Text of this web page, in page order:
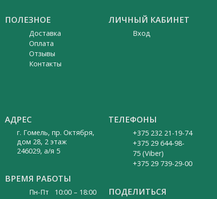
ПОЛЕЗНОЕ
Доставка
Оплата
Отзывы
Контакты
ЛИЧНЫЙ КАБИНЕТ
Вход
АДРЕС
г. Гомель, пр. Октября,
дом 28, 2 этаж
246029, а/я 5
ВРЕМЯ РАБОТЫ
Пн-Пт 10:00 – 18:00
ТЕЛЕФОНЫ
+375 232 21-19-74
+375 29 644-98-
75 (Viber)
+375 29 739-29-00
ПОДЕЛИТЬСЯ